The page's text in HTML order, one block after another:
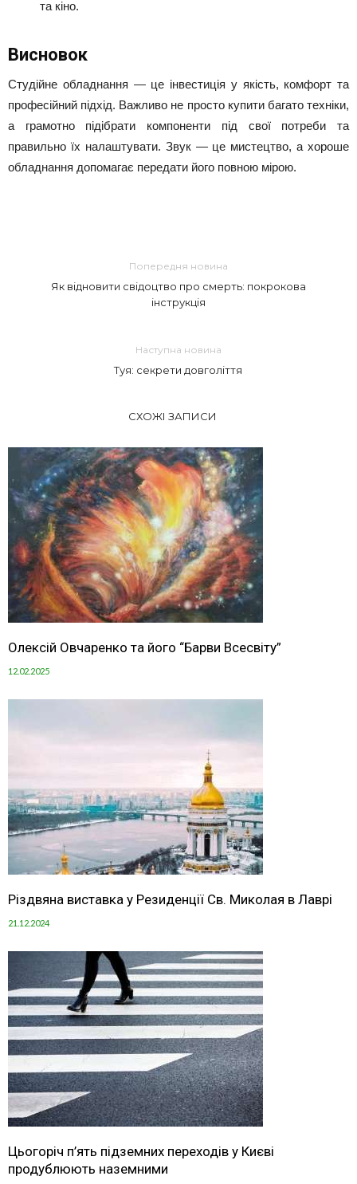
та кіно.
Висновок
Студійне обладнання — це інвестиція у якість, комфорт та
професійний підхід. Важливо не просто купити багато техніки,
а грамотно підібрати компоненти під свої потреби та
правильно їх налаштувати. Звук — це мистецтво, а хороше
обладнання допомагає передати його повною мірою.
Попередня новина
Як відновити свідоцтво про смерть: покрокова
інструкція
Наступна новина
Туя: секрети довголіття
СХОЖІ ЗАПИСИ
Олексій Овчаренко та його “Барви Всесвіту”
12.02.2025
Різдвяна виставка у Резиденції Св. Миколая в Лаврі
21.12.2024
Цьогоріч п’ять підземних переходів у Києві
продублюють наземними